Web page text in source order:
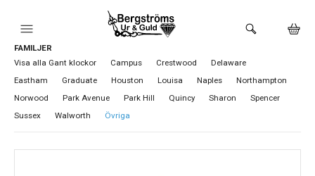
HEM
KLOCKOR
FAMILJER
Visa alla Gant klockor
Campus Crestwood
Delaware
Eastham
Graduate Houston Louisa Naples
Northampton
Norwood
Park Avenue Park Hill Quincy Sharon
Spencer
Sussex
Walworth Övriga